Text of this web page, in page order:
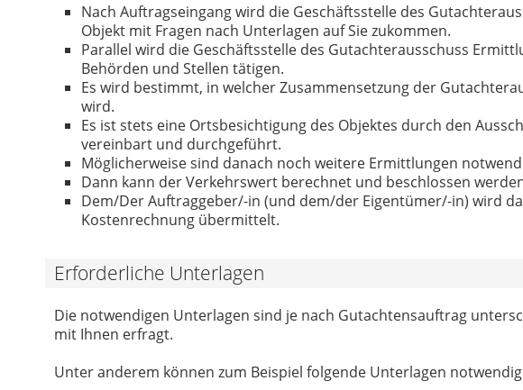
Nach Auftragseingang wird die Geschäftsstelle des
Objekt mit Fragen nach Unterlagen auf Sie zukommen.
Parallel wird die Geschäftsstelle des Gutachterausschuss
Behörden und Stellen tätigen.
Es wird bestimmt, in welcher Zusammensetzung der
wird.
Es ist stets eine Ortsbesichtigung des Objektes durch den
vereinbart und durchgeführt.
Möglicherweise sind danach noch weitere Ermittlungen
Dann kann der Verkehrswert berechnet und beschlossen
Dem/Der Auftraggeber/-in (und dem/der Eigentümer/-in) wird
Kostenrechnung übermittelt.
Erforderliche Unterlagen
Die notwendigen Unterlagen sind je nach Gutachtensauftrag
mit Ihnen erfragt.
Unter anderem können zum Beispiel folgende Unterlagen